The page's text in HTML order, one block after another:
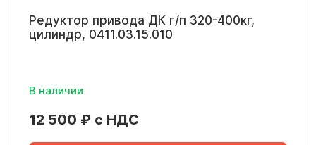
Редуктор привода ДК г/п 320-400кг,
цилиндр, 0411.03.15.010
В наличии
12 500 ₽ с НДС